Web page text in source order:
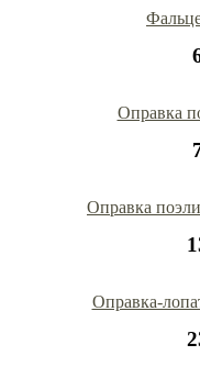
Оправка
Оправка
Оправка-